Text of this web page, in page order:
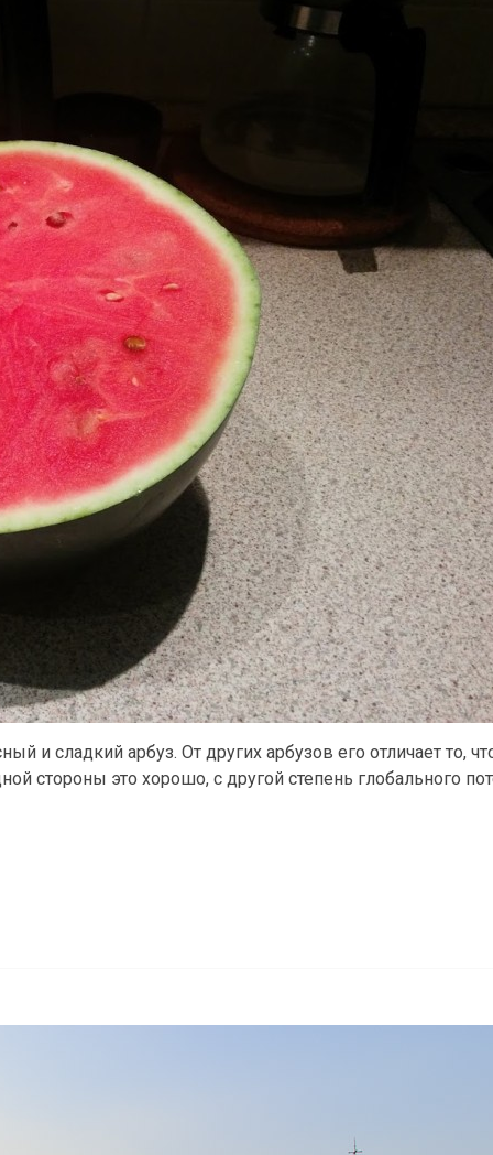
и сладкий арбуз. От других арбузов его отличает то,
стороны это хорошо, с другой степень глобального